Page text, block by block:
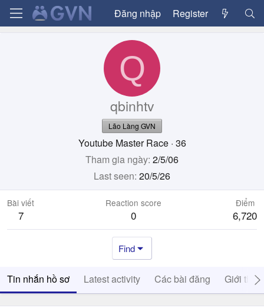
Đăng nhập Register
Q
qbinhtv
Lão Làng GVN
Youtube Master Race · 36
Tham gia ngày 2/5/06
Last seen 20/5/26
Bài viết
7
Reaction score
0
Điểm
6,720
Find
Tin nhắn hồ sơ Latest activity Các bài đăng Giới thiệu